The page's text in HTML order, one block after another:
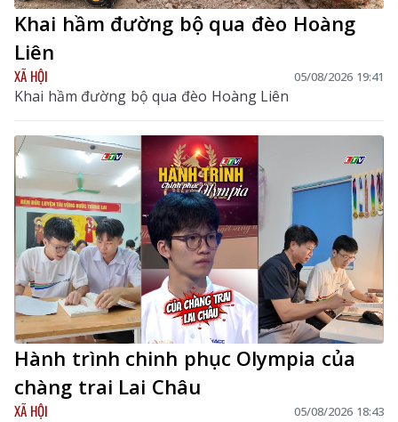
Khai hầm đường bộ qua đèo Hoàng
Liên
XÃ HỘI 05/08/2026 19:41
Khai hầm đường bộ qua đèo Hoàng Liên
Hành trình chinh phục Olympia của
chàng trai Lai Châu
XÃ HỘI 05/08/2026 18:43